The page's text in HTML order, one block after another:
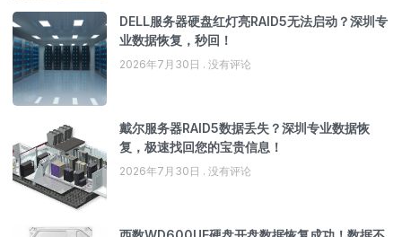
DELL服务器硬盘红灯亮RAID5无法启动？深圳专
业数据恢复，秒回！
2026年7月30日 没有评论
戴尔服务器RAID5数据丢失？深圳专业数据恢
复，极速找回您的宝贵信息！
2026年7月30日 没有评论